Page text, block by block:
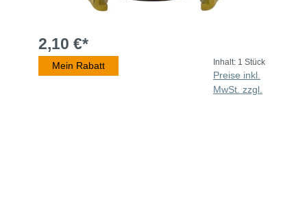
2,10 €*
Mein Rabatt Inhalt: 1 Stück
Preise inkl.
MwSt. zzgl.